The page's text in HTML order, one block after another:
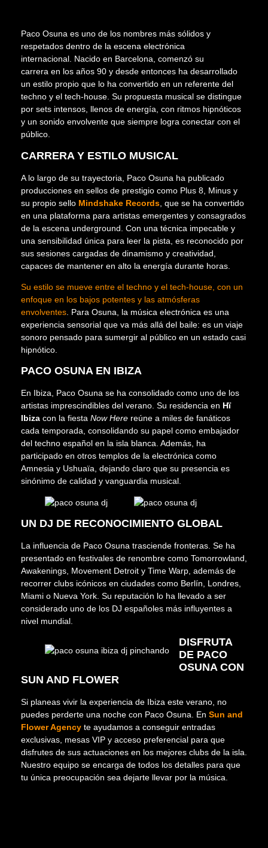
Paco Osuna es uno de los nombres más sólidos y
respetados dentro de la escena electrónica
internacional. Nacido en Barcelona, comenzó su
carrera en los años 90 y desde entonces ha desarrollado
un estilo propio que lo ha convertido en un referente del
techno y el tech-house. Su propuesta musical se distingue
por sets intensos, llenos de energía, con ritmos hipnóticos
y un sonido envolvente que siempre logra conectar con el
público.
CARRERA Y ESTILO MUSICAL
A lo largo de su trayectoria, Paco Osuna ha publicado
producciones en sellos de prestigio como Plus 8, Minus y
su propio sello Mindshake Records , que se ha convertido
en una plataforma para artistas emergentes y consagrados
de la escena underground. Con una técnica impecable y
una sensibilidad única para leer la pista, es reconocido por
sus sesiones cargadas de dinamismo y creatividad,
capaces de mantener en alto la energía durante horas.
Su estilo se mueve entre el techno y el tech-house, con un
enfoque en los bajos potentes y las atmósferas
envolventes . Para Osuna, la música electrónica es una
experiencia sensorial que va más allá del baile: es un viaje
sonoro pensado para sumergir al público en un estado casi
hipnótico.
PACO OSUNA EN IBIZA
En Ibiza, Paco Osuna se ha consolidado como uno de los
artistas imprescindibles del verano. Su residencia en Hï
Ibiza con la fiesta Now Here reúne a miles de fanáticos
cada temporada, consolidando su papel como embajador
del techno español en la isla blanca. Además, ha
participado en otros templos de la electrónica como
Amnesia y Ushuaïa, dejando claro que su presencia es
sinónimo de calidad y vanguardia musical.
UN DJ DE RECONOCIMIENTO GLOBAL
La influencia de Paco Osuna trasciende fronteras. Se ha
presentado en festivales de renombre como Tomorrowland,
Awakenings, Movement Detroit y Time Warp, además de
recorrer clubs icónicos en ciudades como Berlín, Londres,
Miami o Nueva York. Su reputación lo ha llevado a ser
considerado uno de los DJ españoles más influyentes a
nivel mundial.
DISFRUTA
DE PACO
OSUNA CON
SUN AND FLOWER
Si planeas vivir la experiencia de Ibiza este verano, no
puedes perderte una noche con Paco Osuna. En Sun and
Flower Agency te ayudamos a conseguir entradas
exclusivas, mesas VIP y acceso preferencial para que
disfrutes de sus actuaciones en los mejores clubs de la isla.
Nuestro equipo se encarga de todos los detalles para que
tu única preocupación sea dejarte llevar por la música.